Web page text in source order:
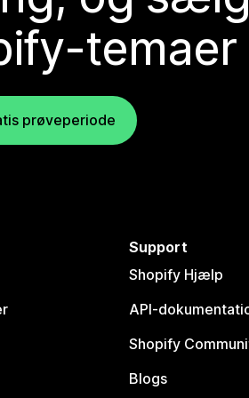
temaer
prøveperiode
Support
Shopify Hjælp
API-
Shopify
Blogs